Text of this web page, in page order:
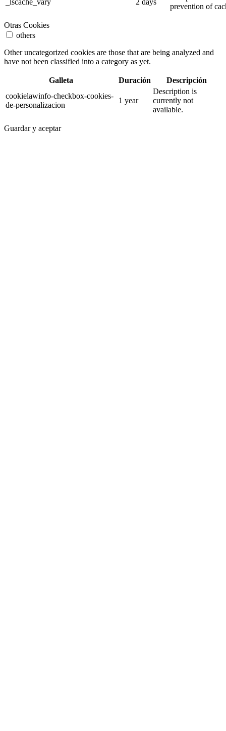
_lscache_vary 2 days
prevention of
Otras Cookies
others
Other uncategorized cookies are those that are being analyzed and
have not been classified into a category as yet.
Galleta Duración
Descripción
cookielawinfo-checkbox-cookies-
de-personalizacion
1 year
Description is
currently not
available.
Guardar y aceptar